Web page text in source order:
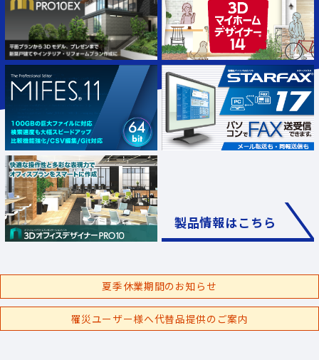
製品情報はこちら
夏季休業期間のお知らせ
罹災ユーザー様へ代替品提供のご案内